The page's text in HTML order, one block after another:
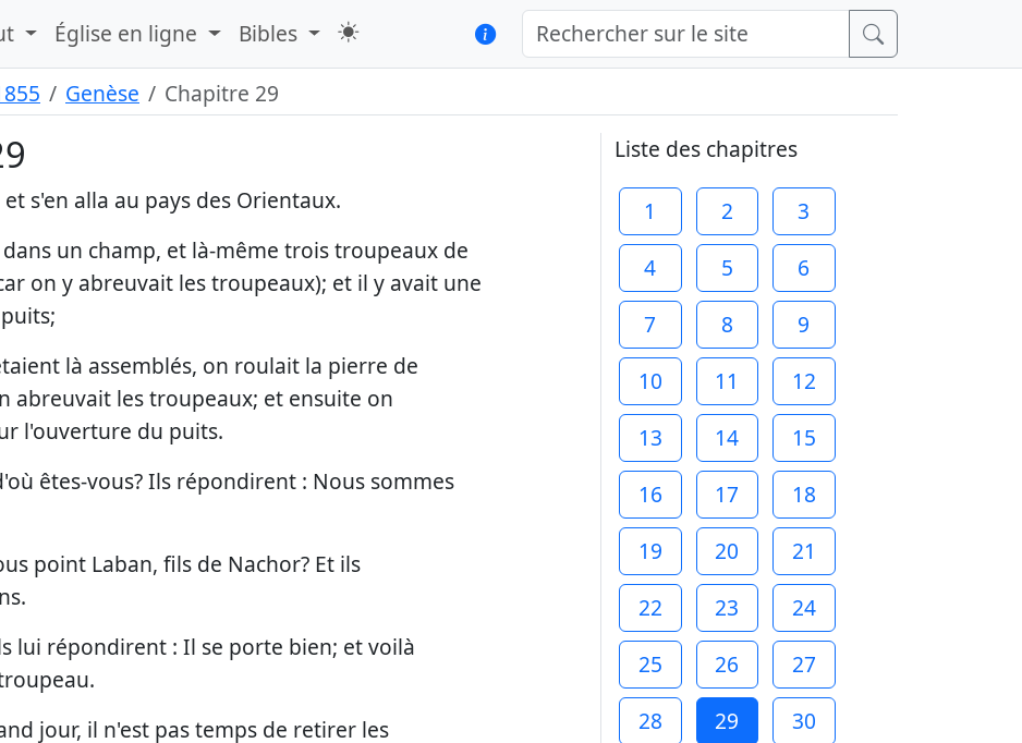
Église en ligne Bibles
Genèse Chapitre 29
s'en alla au pays des Orientaux.
un champ, et là-même trois troupeaux de
on y abreuvait les troupeaux); et il y avait une
là assemblés, on roulait la pierre de
abreuvait les troupeaux; et ensuite on
l'ouverture du puits.
êtes-vous? Ils répondirent : Nous sommes
point Laban, fils de Nachor? Et ils
lui répondirent : Il se porte bien; et voilà
jour, il n'est pas temps de retirer les
Liste des chapitres
1 2
3
4
5
6
7
8
9
10
11
12
13
14
15
16
17
18
19
20
21
22
23
24
25
26
27
28
29
30